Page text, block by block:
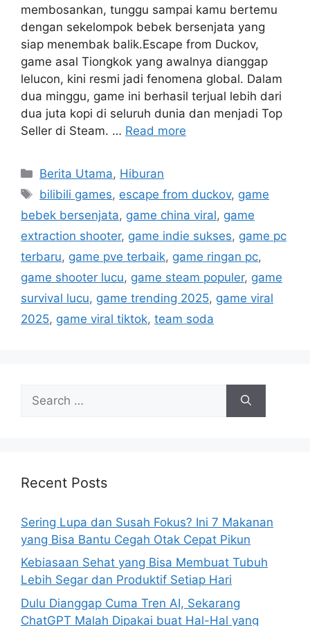
membosankan, tunggu sampai kamu bertemu
dengan sekelompok bebek bersenjata yang
siap menembak balik.Escape from Duckov,
game asal Tiongkok yang awalnya dianggap
lelucon, kini resmi jadi fenomena global. Dalam
dua minggu, game ini berhasil terjual lebih dari
dua juta kopi di seluruh dunia dan menjadi Top
Seller di Steam. … Read more
C
a
e
g
o
r
s
Berita Utama, Hiburan
T
s
bilibili games, escape from duckov, game
bebek bersenjata, game china viral, game
extraction shooter, game indie sukses, game pc
terbaru, game pve terbaik, game ringan pc,
game shooter lucu, game steam populer, game
survival lucu, game trending 2025, game viral
2025, game viral tiktok, team soda
h
r
:
Recent Posts
Sering Lupa dan Susah Fokus? Ini 7 Makanan
yang Bisa Bantu Cegah Otak Cepat Pikun
Kebiasaan Sehat yang Bisa Membuat Tubuh
Lebih Segar dan Produktif Setiap Hari
Dulu Dianggap Cuma Tren AI, Sekarang
ChatGPT Malah Dipakai buat Hal-Hal yang